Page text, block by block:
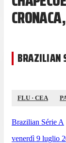
BRAZILIAN
FLU · CEA
Brazilian Série A
venerdì 9 luglio